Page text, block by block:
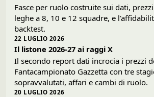
Fasce per ruolo costruite sui dati,
leghe a 8, 10 e 12 squadre, e
backtest.
22 LUGLIO 2026
Il listone 2026-27 ai raggi X
Il secondo report dati incrocia i prezzi
Fantacampionato Gazzetta con tre
sopravvalutati, affari e cambi di ruolo.
20 LUGLIO 2026